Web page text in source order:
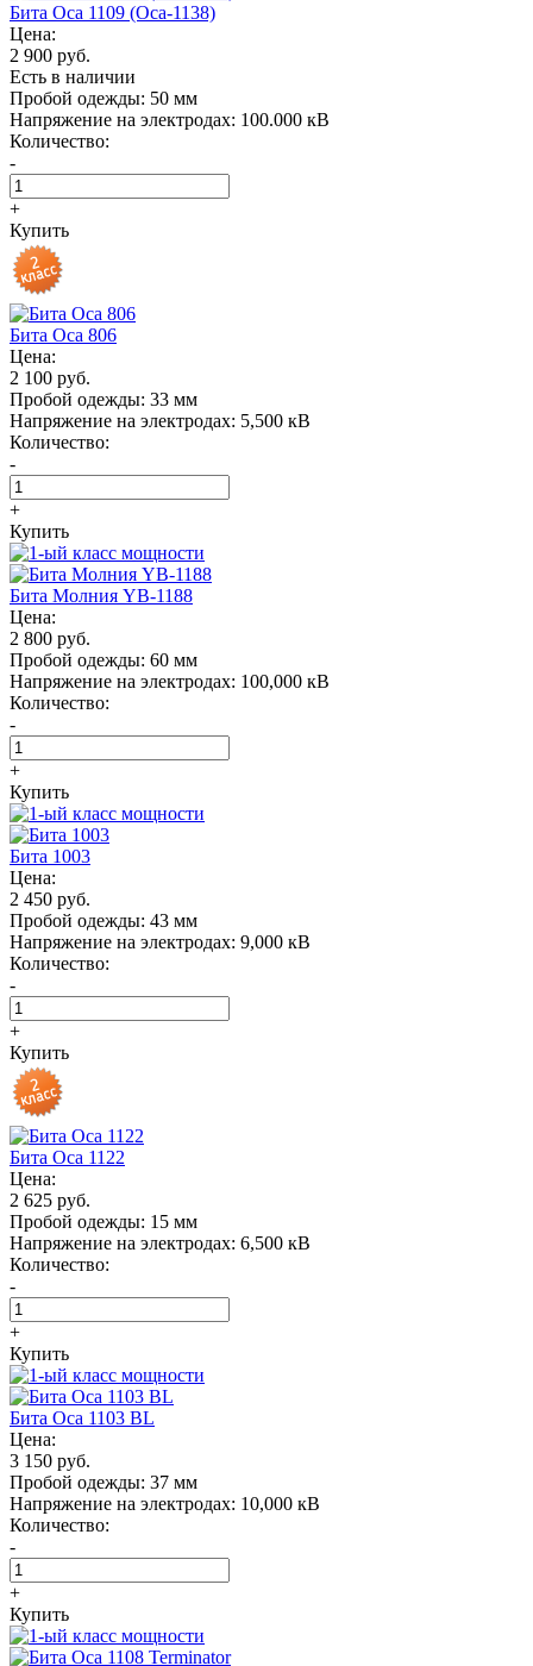
Бита Oса 1109 (Оса-1138)
Цена:
2 900 руб.
Есть в наличии
Пробой одежды: 50 мм
Напряжение на электродах: 100.000 кВ
Количество:
-
+
Купить
Бита Oса 806
Цена:
2 100 руб.
Пробой одежды: 33 мм
Напряжение на электродах: 5,500 кВ
Количество:
-
+
Купить
Бита Молния YB-1188
Цена:
2 800 руб.
Пробой одежды: 60 мм
Напряжение на электродах: 100,000 кВ
Количество:
-
+
Купить
Бита 1003
Цена:
2 450 руб.
Пробой одежды: 43 мм
Напряжение на электродах: 9,000 кВ
Количество:
-
+
Купить
Бита Oса 1122
Цена:
2 625 руб.
Пробой одежды: 15 мм
Напряжение на электродах: 6,500 кВ
Количество:
-
+
Купить
Бита Oса 1103 BL
Цена:
3 150 руб.
Пробой одежды: 37 мм
Напряжение на электродах: 10,000 кВ
Количество:
-
+
Купить